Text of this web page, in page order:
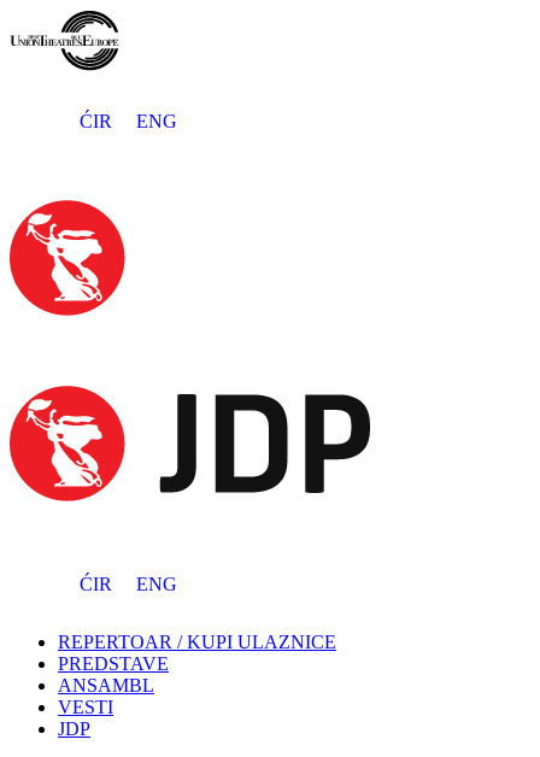
ĆIR ENG
ĆIR ENG
REPERTOAR / KUPI ULAZNICE
PREDSTAVE
ANSAMBL
VESTI
JDP